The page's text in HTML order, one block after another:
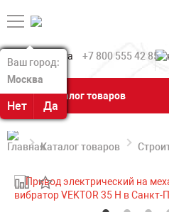
Ваш город:
Москва
Нет Да
Ваш город:
Москва
Нет Да
+7 800 555 42 85
Каталог товаров
Каталог товаров